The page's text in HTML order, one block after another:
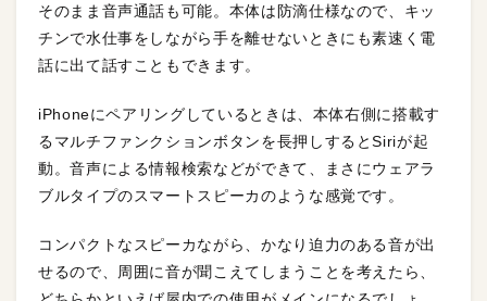
そのまま音声通話も可能。本体は防滴仕様なので、キッ
チンで水仕事をしながら手を離せないときにも素速く電
話に出て話すこともできます。
iPhoneにペアリングしているときは、本体右側に搭載す
るマルチファンクションボタンを長押しするとSiriが起
動。音声による情報検索などができて、まさにウェアラ
ブルタイプのスマートスピーカのような感覚です。
コンパクトなスピーカながら、かなり迫力のある音が出
せるので、周囲に音が聞こえてしまうことを考えたら、